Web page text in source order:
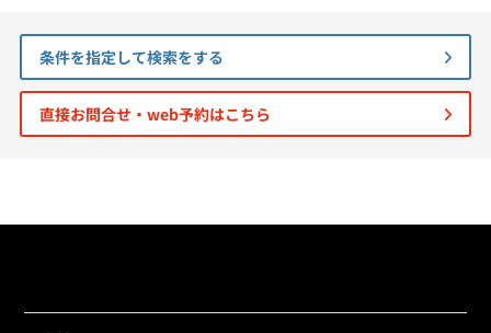
会員メニュー
条件を指定して検索をする
直接お問合せ・web予約はこちら